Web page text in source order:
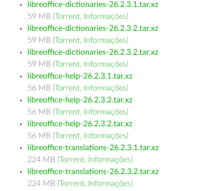
libreoffice-dictionaries-26.2.3.1.tar.xz
59 MB (Torrent, Informações)
libreoffice-dictionaries-26.2.3.2.tar.xz
59 MB (Torrent, Informações)
libreoffice-dictionaries-26.2.3.2.tar.xz
59 MB (Torrent, Informações)
libreoffice-help-26.2.3.1.tar.xz
56 MB (Torrent, Informações)
libreoffice-help-26.2.3.2.tar.xz
56 MB (Torrent, Informações)
libreoffice-help-26.2.3.2.tar.xz
56 MB (Torrent, Informações)
libreoffice-translations-26.2.3.1.tar.xz
224 MB (Torrent, Informações)
libreoffice-translations-26.2.3.2.tar.xz
224 MB (Torrent, Informações)